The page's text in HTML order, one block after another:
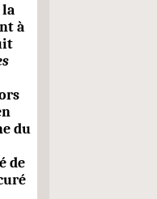
la
à
du
de